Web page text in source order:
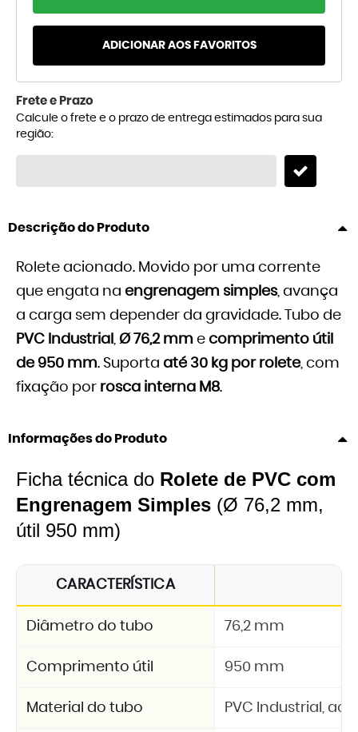
ADICIONAR AOS FAVORITOS
Frete e Prazo
Calcule o frete e o prazo de entrega estimados para sua
região:
Descrição do Produto
Rolete acionado. Movido por uma corrente
que engata na engrenagem simples, avança
a carga sem depender da gravidade. Tubo de
PVC Industrial , Ø 76,2 mm e comprimento útil
de 950 mm. Suporta até 30 kg por rolete, com
fixação por rosca interna M8.
Informações do Produto
Ficha técnica do Rolete de PVC com
Engrenagem Simples (Ø 76,2 mm,
útil 950 mm)
CARACTERÍSTICA
Diâmetro do tubo 76,2 mm
Comprimento útil 950 mm
Material do tubo PVC Industrial,